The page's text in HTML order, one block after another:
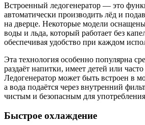
Встроенный ледогенератор — это
автоматически производить лёд и
на дверце. Некоторые модели
воды и льда, который работает без
обеспечивая удобство при каждом
Эта технология особенно популярна
раздаёт напитки, имеет детей или
Ледогенератор может быть встроен в
а вода подаётся через внутренний
чистым и безопасным для
Быстрое охлаждение